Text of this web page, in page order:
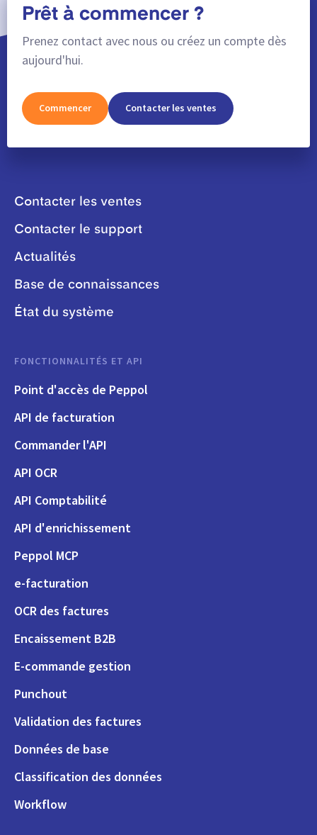
Prêt à commencer ?
Prenez contact avec nous ou créez un compte dès
aujourd'hui.
Commencer Contacter les ventes
Contacter les ventes
Contacter le support
Actualités
Base de connaissances
État du système
FONCTIONNALITÉS ET API
Point d'accès de Peppol
API de facturation
Commander l'API
API OCR
API Comptabilité
API d'enrichissement
Peppol MCP
e-facturation
OCR des factures
Encaissement B2B
E-commande gestion
Punchout
Validation des factures
Données de base
Classification des données
Workflow